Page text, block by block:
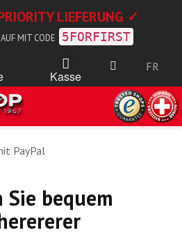
LIEFERUNG ✓
MIT CODE 5FORFIRST
Kasse
FR
PayPal
Sie bequem